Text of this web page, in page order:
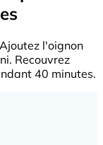
l'oignon
Recouvrez
40 minutes.